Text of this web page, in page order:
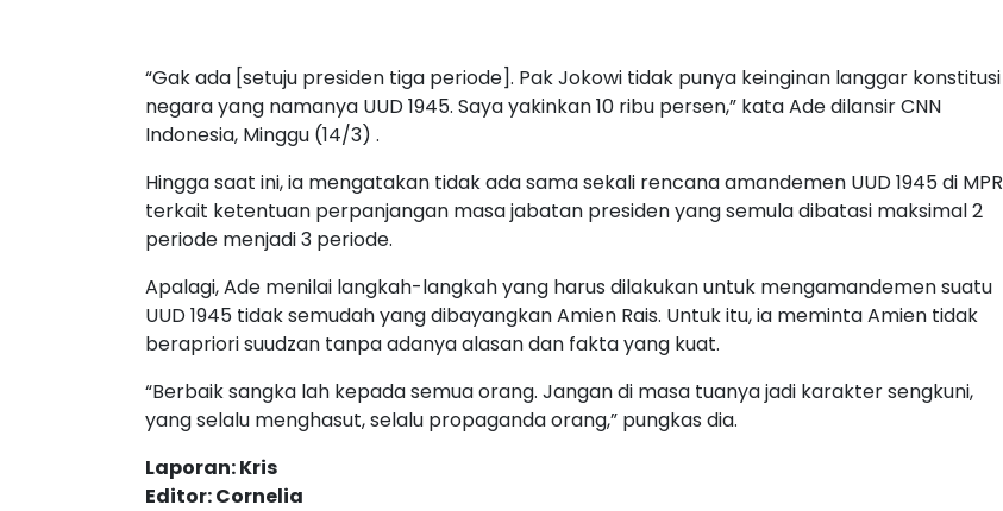
“Gak ada [setuju presiden tiga periode]. Pak Jokowi tidak punya keinginan langgar konstitusi
negara yang namanya UUD 1945. Saya yakinkan 10 ribu persen,” kata Ade dilansir CNN
Indonesia, Minggu (14/3) .
Hingga saat ini, ia mengatakan tidak ada sama sekali rencana amandemen UUD 1945 di MPR
terkait ketentuan perpanjangan masa jabatan presiden yang semula dibatasi maksimal 2
periode menjadi 3 periode.
Apalagi, Ade menilai langkah-langkah yang harus dilakukan untuk mengamandemen suatu
UUD 1945 tidak semudah yang dibayangkan Amien Rais. Untuk itu, ia meminta Amien tidak
berapriori suudzan tanpa adanya alasan dan fakta yang kuat.
“Berbaik sangka lah kepada semua orang. Jangan di masa tuanya jadi karakter sengkuni,
yang selalu menghasut, selalu propaganda orang,” pungkas dia.
Laporan: Kris
Editor: Cornelia